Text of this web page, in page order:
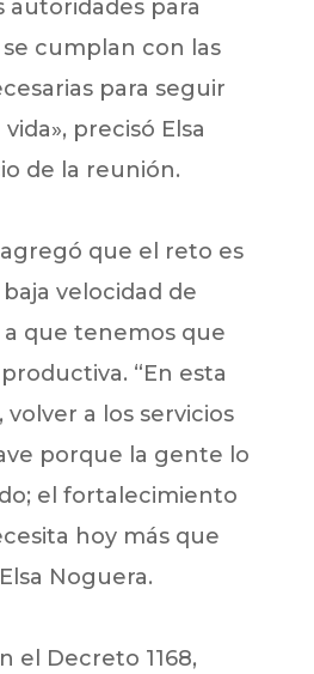
autoridades para
cumplan con las
para seguir
precisó Elsa
de la reunión.
que el reto es
velocidad de
que tenemos que
“En esta
volver a los servicios
porque la gente lo
el fortalecimiento
hoy más que
Noguera.
el Decreto 1168,